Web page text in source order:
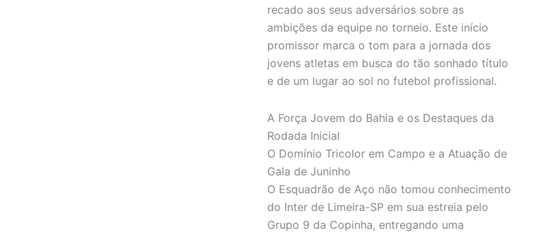
recado aos seus adversários sobre as
ambições da equipe no torneio. Este início
promissor marca o tom para a jornada dos
jovens atletas em busca do tão sonhado título
e de um lugar ao sol no futebol profissional.
A Força Jovem do Bahia e os Destaques da
Rodada Inicial
O Domínio Tricolor em Campo e a Atuação de
Gala de Juninho
O Esquadrão de Aço não tomou conhecimento
do Inter de Limeira-SP em sua estreia pelo
Grupo 9 da Copinha, entregando uma